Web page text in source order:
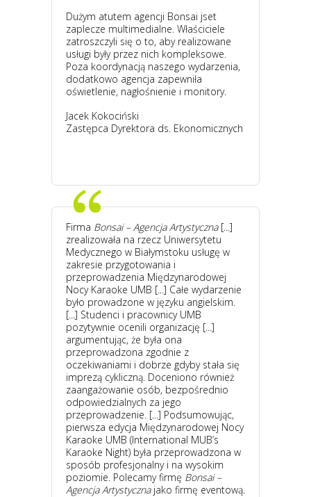
Dużym atutem agencji Bonsai jset
zaplecze multimedialne. Właściciele
zatroszczyli się o to, aby realizowane
usługi były przez nich kompleksowe.
Poza koordynacją naszego wydarzenia,
dodatkowo agencja zapewniła
oświetlenie, nagłośnienie i monitory.
Jacek Kokociński
Zastępca Dyrektora ds. Ekonomicznych
Firma Bonsai – Agencja Artystyczna[...]
zrealizowała na rzecz Uniwersytetu
Medycznego w Białymstoku usługę w
zakresie przygotowania i
przeprowadzenia Międzynarodowej
Nocy Karaoke UMB [...] Całe wydarzenie
było prowadzone w języku angielskim.
[...] Studenci i pracownicy UMB
pozytywnie ocenili organizację [...]
argumentując, że była ona
przeprowadzona zgodnie z
oczekiwaniami i dobrze gdyby stała się
imprezą cykliczną. Doceniono również
zaangażowanie osób, bezpośrednio
odpowiedzialnych za jego
przeprowadzenie. [...] Podsumowując,
pierwsza edycja Międzynarodowej Nocy
Karaoke UMB (International MUB’s
Karaoke Night) była przeprowadzona w
sposób profesjonalny i na wysokim
poziomie. Polecamy firmę Bonsai –
Agencja Artystyczna jako firmę eventową.